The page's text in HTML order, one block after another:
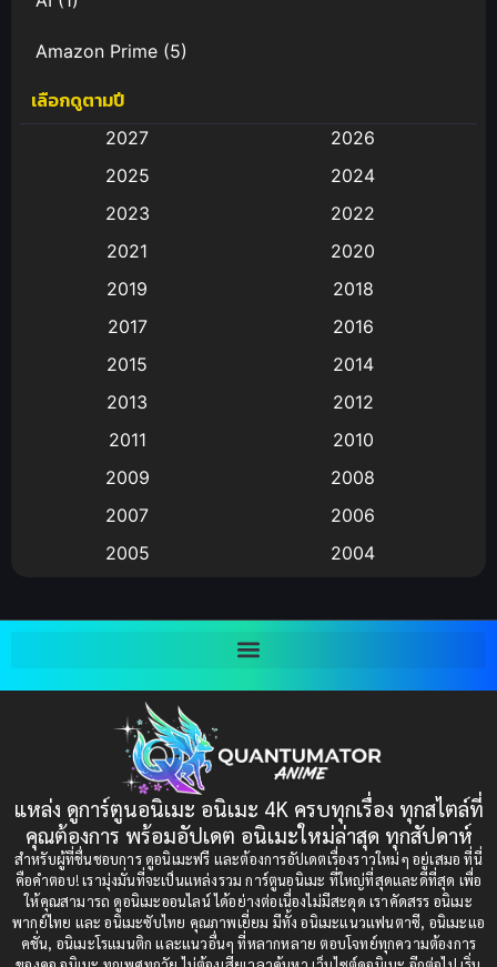
Amazon Prime (5)
Anal (ประตูหลัง)
Animation การ์ตูน
Animation อนิเมะ
Animation แอนิเมชัน
(9)
Big tits (นมใหญ่)
Bitch (ผู้หญิงร่าน)
Bondage (ทาส)(1)
(1)
Censored (เซ็นเซอร์)(19)
Comedy (ตลก)(235)
Comedy (ตลก)(85)
เลือกดูตามปี
2027
2026
2025
2024
2023
2022
2021
2020
2019
2018
2017
2016
2015
2014
2013
2012
2011
2010
2009
2008
2007
2006
2005
2004
2001
2000
1997
1993
1991
1989
1988
1987
1985
1984
1983
1982
1981
แหล่ง ดูการ์ตูนอนิเมะ อนิเมะ 4K ครบทุกเรื่อง ทุกสไตล์ที่
คุณต้องการ พร้อมอัปเดต อนิเมะใหม่ล่าสุด ทุกสัปดาห์
สำหรับผู้ที่ชื่นชอบการ ดูอนิเมะฟรี และต้องการอัปเดตเรื่องราวใหม่ๆ อยู่เสมอ ที่นี่
คือคำตอบ! เรามุ่งมั่นที่จะเป็นแหล่งรวม การ์ตูนอนิเมะ ที่ใหญ่ที่สุดและดีที่สุด เพื่อ
ให้คุณสามารถ ดูอนิเมะออนไลน์ ได้อย่างต่อเนื่องไม่มีสะดุด เราคัดสรร อนิเมะ
พากย์ไทย และ อนิเมะซับไทย คุณภาพเยี่ยม มีทั้ง อนิเมะแนวแฟนตาซี, อนิเมะแอ
คชั่น, อนิเมะโรแมนติก และแนวอื่นๆ ที่หลากหลาย ตอบโจทย์ทุกความต้องการ